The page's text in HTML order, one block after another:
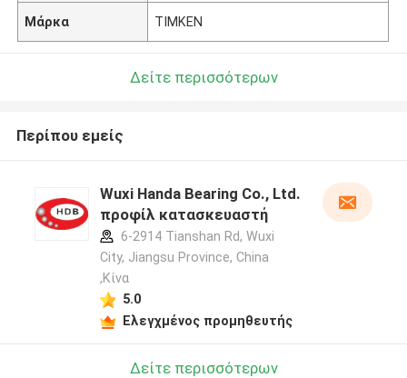
Μάρκα TIMKEN
Δείτε περισσότερων
Περίπου εμείς
Wuxi Handa Bearing Co., Ltd.
προφίλ κατασκευαστή
6-2914 Tianshan Rd, Wuxi
City, Jiangsu Province, China
,Κίνα
5.0
Ελεγχμένος προμηθευτής
Δείτε περισσότερων